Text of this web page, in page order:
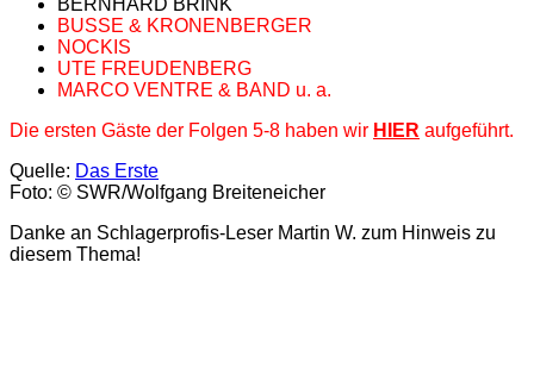
BUSSE & KRONENBERGER
NOCKIS
UTE FREUDENBERG
MARCO VENTRE & BAND u. a.
Die ersten Gäste der Folgen 5-8 haben wir HIER aufgeführt.
Quelle: Das Erste
Foto: © SWR/Wolfgang Breiteneicher
Danke an Schlagerprofis-Leser Martin W. zum Hinweis zu
diesem Thema!